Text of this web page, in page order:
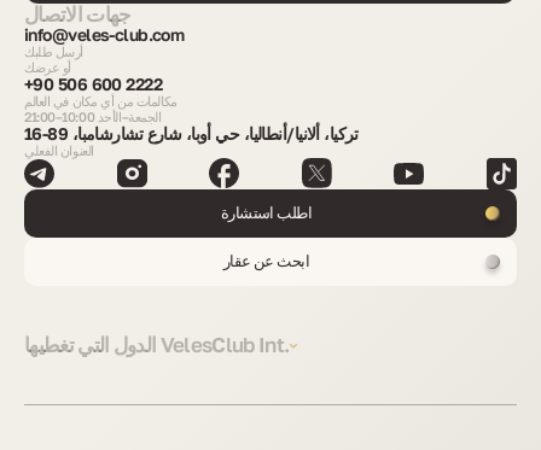
جهات الاتصال
info@veles-club.com
أرسل طلبك
أو عرضك
+90 506 600 2222
مكالمات من أي مكان في العالم
الجمعة–الأحد 10:00–21:00
تركيا، ألانيا/أنطاليا، حي أوبا، شارع تشارشامبا، 89-16
العنوان الفعلي
اطلب استشارة
ابحث عن عقار
الدول التي تغطيها VelesClub Int.